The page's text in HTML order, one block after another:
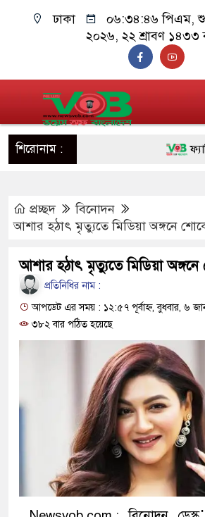
ঢাকা ০৬:৩৪:৪৭ পিএম,
২০২৬, ২২ শ্রাবণ ১৪৩৩
শিরোনাম :
উদ্ধার
মিরপুর
মাদক
২৮
থানা পুলিশ
প্রচ্ছদ
বিনোদন
আশার হঠাৎ মৃত্যুতে মিডিয়া অঙ্গনে
আশার হঠাৎ মৃত্যুতে মিডিয়া অঙ্গনে
প্রতিনিধির নাম :
আপডেট এর সময় : ১২:৫৭ পূর্বাহ্ন, বুধবার, ৬
৩৮২ বার পঠিত হয়েছে